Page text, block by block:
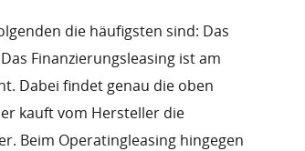
die häufigsten sind: Das
Finanzierungsleasing ist am
Dabei findet genau die oben
kauft vom Hersteller die
Beim Operatingleasing hingegen